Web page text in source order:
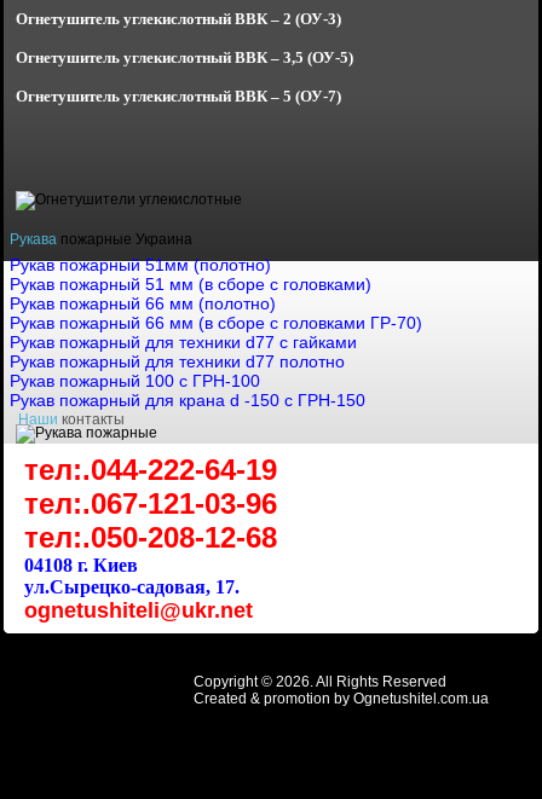
Огнетушитель углекислотный ВВК – 2 (ОУ-3)
Огнетушитель углекислотный ВВК – 3,5 (ОУ-5)
Огнетушитель углекислотный ВВК – 5 (ОУ-7)
Рукава пожарные Украина
Рукав пожарный 51мм (полотно)
Рукав пожарный 51 мм (в сборе с головками)
Рукав пожарный 66 мм (полотно)
Рукав пожарный 66 мм (в сборе с головками ГР-70)
Рукав пожарный для техники d77 с гайками
Рукав пожарный для техники d77 полотно
Рукав пожарный 100 с ГРН-100
Рукав пожарный для крана d -150 с ГРН-150
Наши контакты
тел:.044-222-64-19
тел:.067-121-03-96
тел:.050-208-12-68
04108 г. Киев
ул.Сырецко-садовая, 17.
ognetushiteli@ukr.net
Copyright © 2026. All Rights Reserved
Created & promotion by Ognetushitel.com.ua